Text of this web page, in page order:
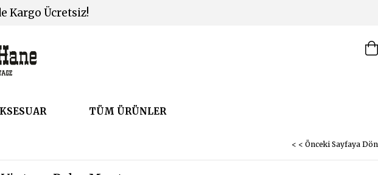
Kargo Ücretsiz!
TÜM ÜRÜNLER
< < Önceki Sayfaya Dön